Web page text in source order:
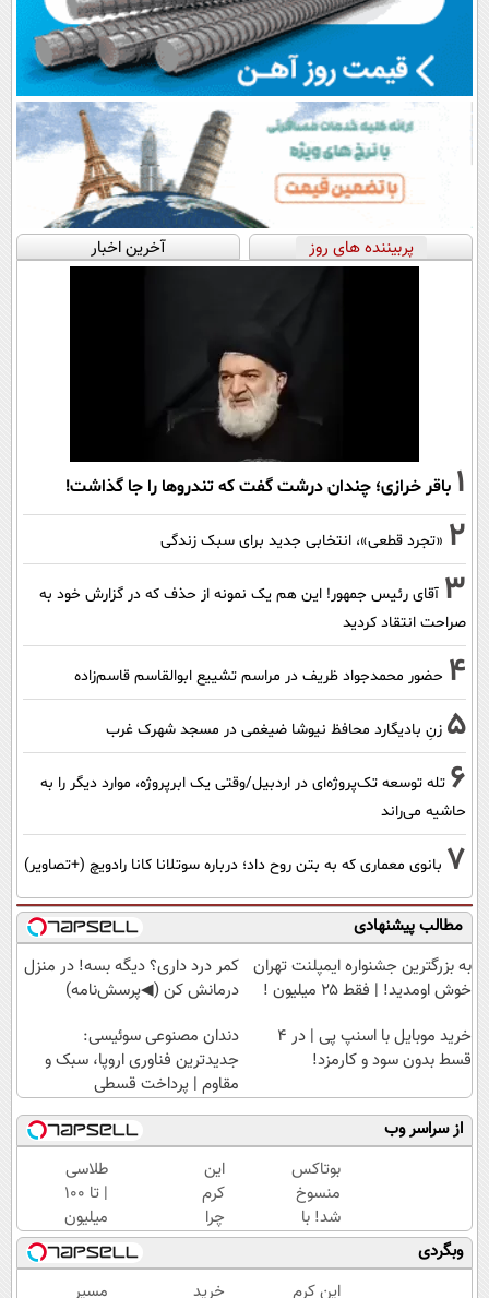
پربیننده های روز آخرین اخبار
1 باقر خرازی؛ چندان درشت گفت که تندروها را جا گذاشت!
2 «تجرد قطعی»، انتخابی جدید برای سبک زندگی
3 آقای رئیس جمهور! این هم یک نمونه از حذف که در گزارش خود به
صراحت انتقاد کردید
4 حضور محمدجواد ظریف در مراسم تشییع ابوالقاسم قاسم‌زاده
5 زنِ بادیگارد محافظ نیوشا ضیغمی در مسجد شهرک غرب
6 تله توسعه تک‌پروژه‌ای در اردبیل/وقتی یک ابرپروژه، موارد دیگر را به
حاشیه می‌راند
7 بانوی معماری که به بتن روح داد؛ درباره سوتلانا کانا رادویچ (+تصاویر)
مطالب پیشنهادی
به بزرگترین جشنواره ایمپلنت تهران
خوش اومدید! | فقط ۲۵ میلیون !
کمر درد داری؟ دیگه بسه! در منزل
درمانش کن (◀پرسش‌نامه)
خرید موبایل با اسنپ پی | در ۴
قسط بدون سود و کارمزد!
دندان مصنوعی سوئیسی:
جدیدترین فناوری اروپا، سبک و
مقاوم | پرداخت قسطی
از سراسر وب
بوتاکس
منسوخ
شد! با
کرم
جوانساز
این
کرم
چرا
اینقدر
سر
زبون‌ها
طلاسی
| تا 100
میلیون
وام
آنی
خرید
وبگردی
این کرم
خرید مسیر